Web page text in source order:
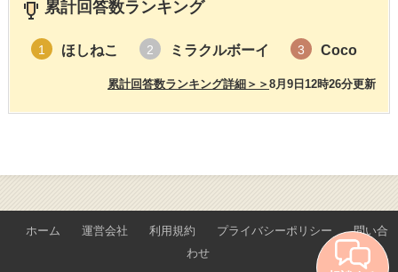
累計回答数ランキング
1 ほしねこ 2 ミラクルボーイ 3 Coco
8月9日12時26分更新
累計回答数ランキング詳細＞＞
ホーム 運営会社 利用規約 プライバシーポリシー
問い合
わせ